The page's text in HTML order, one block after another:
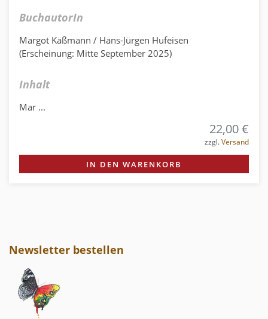
BuchautorIn
Margot Käßmann / Hans-Jürgen Hufeisen
(Erscheinung: Mitte September 2025)
Inhalt
Mar ...
22,00 €
zzgl.Versand
IN DEN WARENKORB
Newsletter bestellen